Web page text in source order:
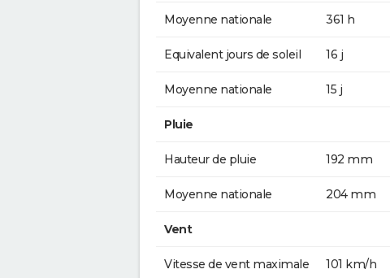
Moyenne nationale 361 h
Equivalent jours de soleil 16 j
Moyenne nationale 15 j
Pluie
Hauteur de pluie 192 mm
Moyenne nationale 204 mm
Vent
Vitesse de vent maximale 101 km/h